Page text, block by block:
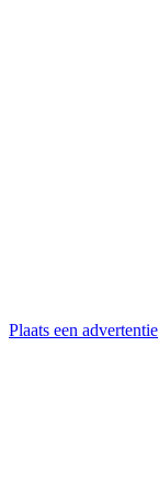
Plaats een advertentie